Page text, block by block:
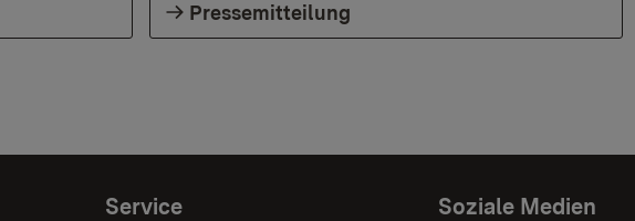
Pressemitteilung
Service Soziale Medien